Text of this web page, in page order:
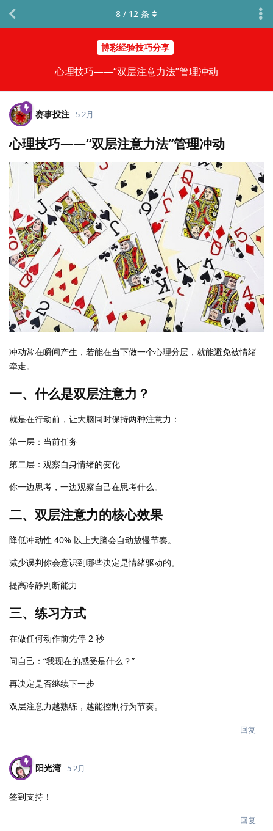
博彩经验技巧分享
心理技巧——“双层注意力法”管理冲动
8 / 12 条
赛事投注 5 2月
心理技巧——“双层注意力法”管理冲动
冲动常在瞬间产生，若能在当下做一个心理分层，就能避免被情绪
牵走。
一、什么是双层注意力？
就是在行动前，让大脑同时保持两种注意力：
第一层：当前任务
第二层：观察自身情绪的变化
你一边思考，一边观察自己在思考什么。
二、双层注意力的核心效果
降低冲动性 40% 以上大脑会自动放慢节奏。
减少误判你会意识到哪些决定是情绪驱动的。
提高冷静判断能力
三、练习方式
在做任何动作前先停 2 秒
问自己：“我现在的感受是什么？”
再决定是否继续下一步
双层注意力越熟练，越能控制行为节奏。
回复
阳光湾 5 2月
签到支持！
回复